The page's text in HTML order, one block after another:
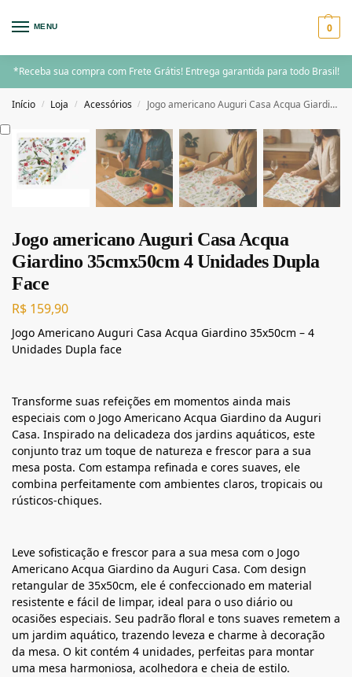
MENU 0
*Receba sua compra com Frete Grátis! Entrega garantida para todo Brasil!
Início / Loja / Acessórios / Jogo americano Auguri Casa Acqua Giardino 35cmx50cm 4 Unidades Dupla Face
Jogo americano Auguri Casa Acqua
Giardino 35cmx50cm 4 Unidades Dupla
Face
R$ 159,90
Jogo Americano Auguri Casa Acqua Giardino 35x50cm – 4
Unidades Dupla face
Transforme suas refeições em momentos ainda mais
especiais com o Jogo Americano Acqua Giardino da Auguri
Casa. Inspirado na delicadeza dos jardins aquáticos, este
conjunto traz um toque de natureza e frescor para a sua
mesa posta. Com estampa refinada e cores suaves, ele
combina perfeitamente com ambientes claros, tropicais ou
rústicos-chiques.
Leve sofisticação e frescor para a sua mesa com o Jogo
Americano Acqua Giardino da Auguri Casa. Com design
retangular de 35x50cm, ele é confeccionado em material
resistente e fácil de limpar, ideal para o uso diário ou
ocasiões especiais. Seu padrão floral e tons suaves remetem a
um jardim aquático, trazendo leveza e charme à decoração
da mesa. O kit contém 4 unidades, perfeitas para montar
uma mesa harmoniosa, acolhedora e cheia de estilo.